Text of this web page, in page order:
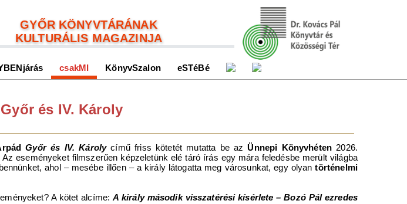
GYŐR KÖNYVTÁRÁNAK
KULTURÁLIS MAGAZINJA
csakMI KönyvSzalon eSTéBé
és IV. Károly
Győr és IV. Károlycímű friss kötetét mutatta be azÜnnepi Könyvhéten 2026.
Az eseményeket filmszerűen képzeletünk elé táró írás egy mára feledésbe merült világba
ahol – mesébe illően – a király látogatta meg városunkat, egy olyantörténelmi
A kötet alcíme: A király második visszatérési kísérlete – Bozó Pál ezredes